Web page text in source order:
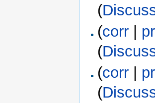
(
(corr
(
(corr
(